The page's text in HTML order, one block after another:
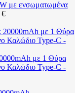
με ενσωματωμένα
€
με 1 Θύρα
Καλώδιο Type-C -